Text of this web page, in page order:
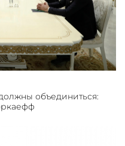
объединиться: